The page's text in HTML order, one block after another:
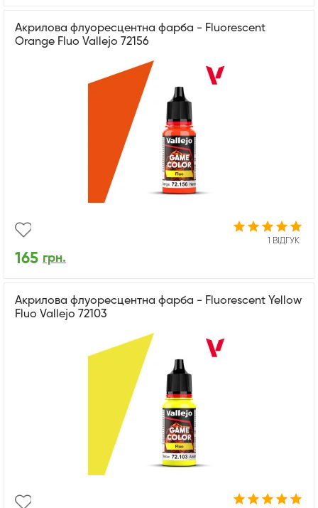
Акрилова флуоресцентна фарба - Fluorescent
Orange Fluo Vallejo 72156
1 ВІДГУК
165 грн.
Акрилова флуоресцентна фарба - Fluorescent Yellow
Fluo Vallejo 72103